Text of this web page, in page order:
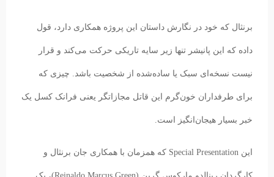
برنثال که خود در نگارش داستان این پروژه همکاری دارد، قول
داده که این پانیشر تنها زیر سایه تاریکی حرکت می‌کند و قرار
نیست نسخه‌ای سبک یا ساده‌شده از شخصیت باشد. چیزی که
برای طرفداران خون‌گرم این قاتل مجازاتگر یعنی فرانک کسل یک
خبر بسیار هیجان‌انگیز است.
این Special Presentation که همزمان با همکاری‌ جان برنثال و